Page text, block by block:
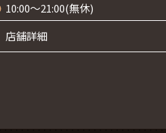
10:00～21:00(無休)
店舗詳細